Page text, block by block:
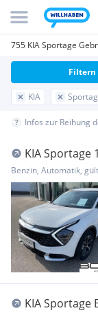
755 KIA Sportage
KIA
Filtern
Infos zur Reihung
KIA Sportage
Benzin, Automatik,
KIA Sportage